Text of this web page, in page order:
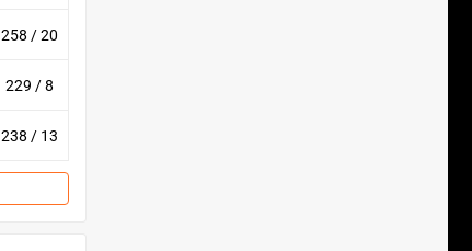
258 / 20
229 / 8
238 / 13